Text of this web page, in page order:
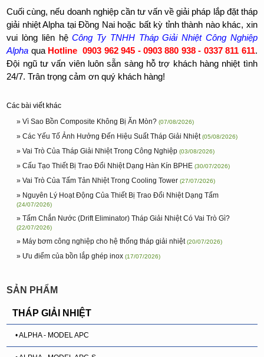
Cuối cùng, nếu doanh nghiệp cần tư vấn về giải pháp lắp đặt tháp
giải nhiệt Alpha tại Đồng Nai hoặc bất kỳ tỉnh thành nào khác, xin
vui lòng liên hệCông Ty TNHH Tháp Giải Nhiệt Công Nghiệp
Alpha qua Hotline 0903 962 945 - 0903 880 938 - 0337 811 611.
Đội ngũ tư vấn viên luôn sẵn sàng hỗ trợ khách hàng nhiệt tình
24/7. Trân trọng cảm ơn quý khách hàng!
Các bài viết khác
» Vì Sao Bồn Composite Không Bị Ăn Mòn?(07/08/2026)
» Các Yếu Tố Ảnh Hưởng Đến Hiệu Suất Tháp Giải Nhiệt(05/08/2026)
» Vai Trò Của Tháp Giải Nhiệt Trong Công Nghiệp(03/08/2026)
» Cấu Tạo Thiết Bị Trao Đổi Nhiệt Dạng Hàn Kín BPHE(30/07/2026)
» Vai Trò Của Tấm Tản Nhiệt Trong Cooling Tower(27/07/2026)
» Nguyên Lý Hoạt Động Của Thiết Bị Trao Đổi Nhiệt Dạng Tấm
(24/07/2026)
» Tấm Chắn Nước (Drift Eliminator) Tháp Giải Nhiệt Có Vai Trò Gì?
(22/07/2026)
» Máy bơm công nghiệp cho hệ thống tháp giải nhiệt(20/07/2026)
» Ưu điểm của bồn lắp ghép inox(17/07/2026)
SẢN PHẨM
THÁP GIẢI NHIỆT
• ALPHA - MODEL APC